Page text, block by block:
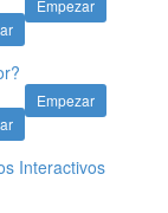
Empezar
Empezar
Interactivos